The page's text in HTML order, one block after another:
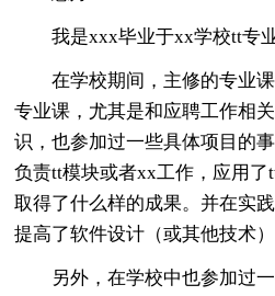
我是xxx毕业于xx学校tt专
在学校期间，主修的专业
专业课，尤其是和应聘工作相
识，也参加过一些具体项目的
负责tt模块或者xx工作，应用了
取得了什么样的成果。并在实
提高了软件设计（或其他技术
另外，在学校中也参加过